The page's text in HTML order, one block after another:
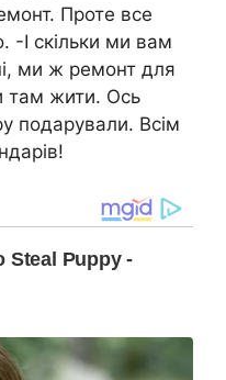
Проте все
-І скільки ми вам
ми ж ремонт для
там жити. Ось
подарували. Всім